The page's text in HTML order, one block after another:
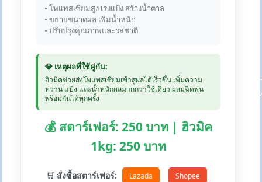
• โพแทสเซียมสูง เร่งแป้ง สร้างน้ำตาล
• ขยายขนาดผล เพิ่มน้ำหนัก
• ปรับปรุงคุณภาพและรสชาติ
💎 เหตุผลที่ใช้คู่กัน:
ฮิวมิคช่วยส่งโพแทสเซียมเข้าสู่ผลได้เร็วขึ้น เพิ่มความ
หวาน แป้ง และน้ำหนักผลมากกว่าใช้เดี่ยว ผสมฉีดพ่น
พร้อมกันได้ทุกครั้ง
💰 สตาร์เฟอร์: 250 บาท | ฮิวมิค
1kg: 250 บาท
🛒 สั่งซื้อสตาร์เฟอร์: Lazada Shopee